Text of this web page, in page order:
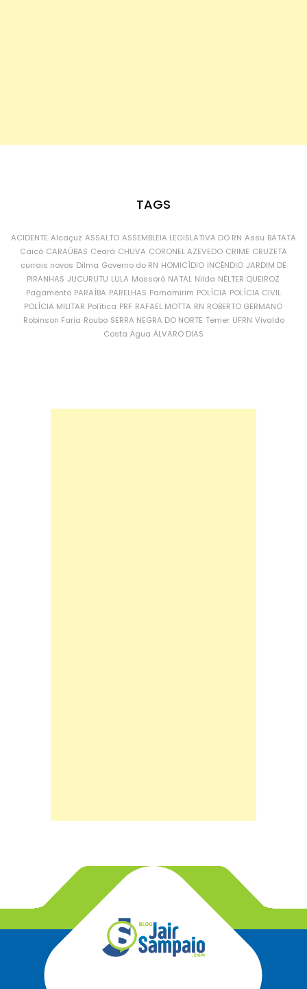
TAGS
ACIDENTE Alcaçuz ASSALTO ASSEMBLEIA LEGISLATIVA DO RN Assu BATATA
Caicó CARAÚBAS Ceará CHUVA CORONEL AZEVEDO CRIME CRUZETA
currais novos Dilma Governo do RN HOMICÍDIO INCÊNDIO JARDIM DE
PIRANHAS JUCURUTU LULA Mossoró NATAL Nilda NÉLTER QUEIROZ
Pagamento PARAÍBA PARELHAS Parnamirim POLÍCIA POLÍCIA CIVIL
POLÍCIA MILITAR Política PRF RAFAEL MOTTA RN ROBERTO GERMANO
Robinson Faria Roubo SERRA NEGRA DO NORTE Temer UFRN Vivaldo
Costa Água ÁLVARO DIAS